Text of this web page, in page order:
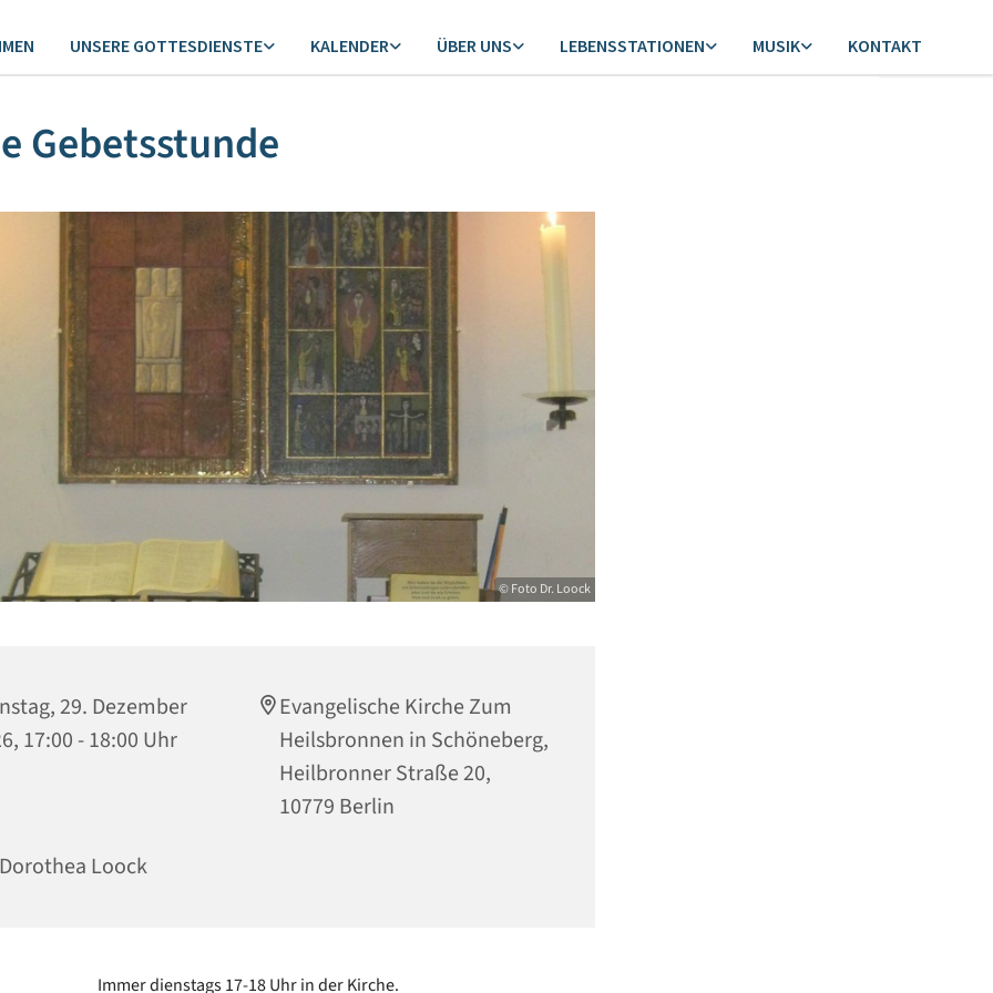
UNSERE GOTTESDIENSTE KALENDER ÜBER UNS LEBENSSTATIONEN MUSIK KONTAKT
Gebetsstunde
© Foto Dr. Loock
29. Dezember
17:00 - 18:00 Uhr
Evangelische Kirche Zum
Heilsbronnen in Schöneberg,
Heilbronner Straße 20,
10779 Berlin
Loock
Immer dienstags 17-18 Uhr in der Kirche.